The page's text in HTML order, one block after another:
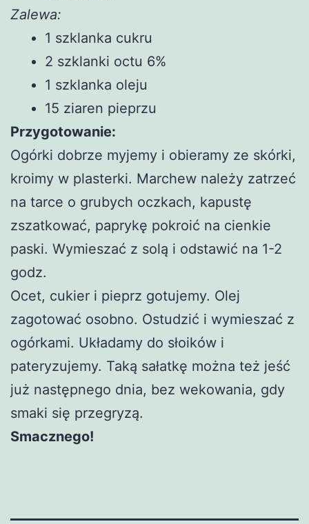
Zalewa:
1 szklanka cukru
2 szklanki octu 6%
1 szklanka oleju
15 ziaren pieprzu
Przygotowanie:
Ogórki dobrze myjemy i obieramy ze skórki,
kroimy w plasterki. Marchew należy zatrzeć
na tarce o grubych oczkach, kapustę
zszatkować, paprykę pokroić na cienkie
paski. Wymieszać z solą i odstawić na 1-2
godz.
Ocet, cukier i pieprz gotujemy. Olej
zagotować osobno. Ostudzić i wymieszać z
ogórkami. Układamy do słoików i
pateryzujemy. Taką sałatkę można też jeść
już następnego dnia, bez wekowania, gdy
smaki się przegryzą.
Smacznego!